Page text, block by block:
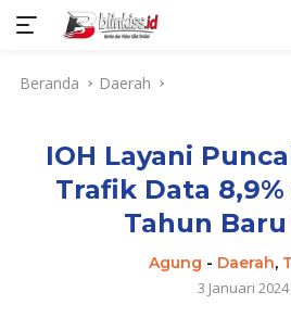
Beranda Daerah
IOH Layani
Trafik Data
Tahun
Agung - Daerah,
3 Januari 2024